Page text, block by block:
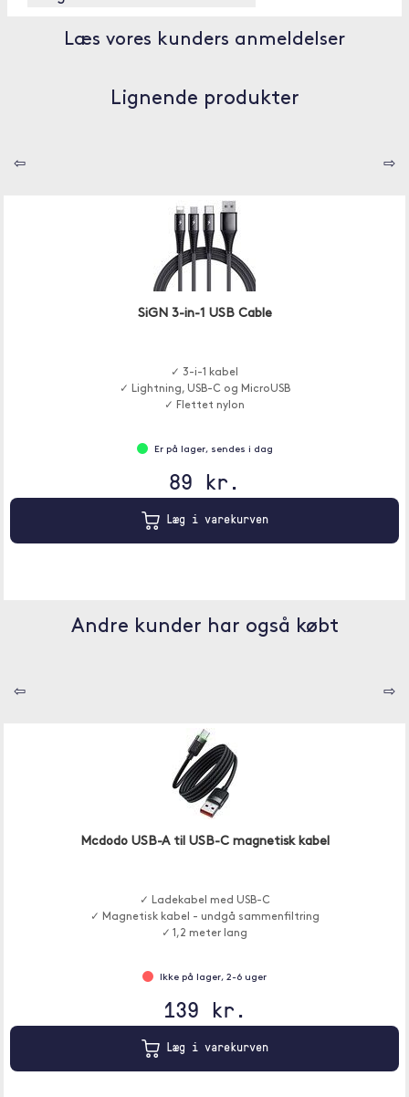
Læs vores kunders anmeldelser
Lignende produkter
⇦ ⇨
SiGN 3-in-1 USB Cable
✓ 3-i-1 kabel
✓ Lightning, USB-C og MicroUSB
✓ Flettet nylon
Er på lager, sendes i dag
89 kr.
Læg i varekurven
Andre kunder har også købt
⇦ ⇨
Mcdodo USB-A til USB-C magnetisk kabel
✓ Ladekabel med USB-C
✓ Magnetisk kabel - undgå sammenfiltring
✓ 1,2 meter lang
Ikke på lager, 2-6 uger
139 kr.
Læg i varekurven